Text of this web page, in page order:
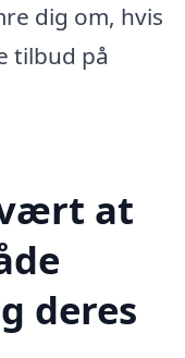
dig om, hvis
tilbud på
at
deres